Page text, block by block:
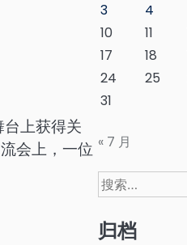
上获得关
会上，一位
3
4
10
11
17
18
24
25
31
« 7 月
搜
索：
归档